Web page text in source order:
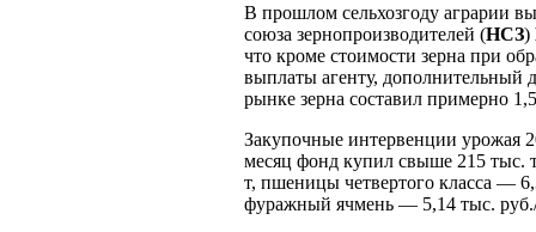
В прошлом сельхозгоду аграрии
союза зернопроизводителей (НСЗ)
что кроме стоимости зерна при
выплаты агенту, дополнительный
рынке зерна составил примерно
Закупочные интервенции урожая
месяц фонд купил свыше 215 тыс.
т, пшеницы четвертого класса —
фуражный ячмень — 5,14 тыс.